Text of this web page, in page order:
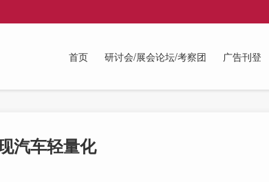
首页 研讨会/展会论坛/考察团 广告刊登
汽车轻量化